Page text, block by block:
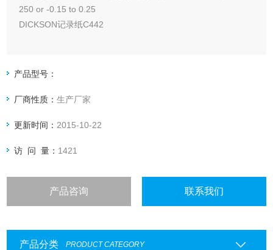
250 or -0.15 to 0.25
DICKSON记录纸C442
产品型号：
厂商性质：生产厂家
更新时间： 2015-10-22
访 问 量： 1421
产品咨询 联系我们
产品分类 PRODUCT CATEGORY